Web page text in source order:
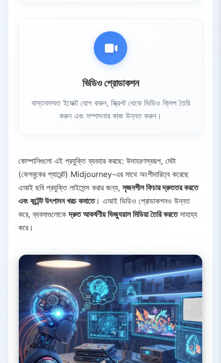
ভিডিও প্রোডাকশন
বাস্তবসম্মত ইফেক্ট যোগ করুন, স্ক্রিপ্ট থেকে ভিডিও ক্লিপ তৈরি
করুন এবং সম্পাদনার কাজ উন্নত করুন।
কোম্পানিগুলো এই প্রযুক্তি ব্যবহার করছে: উদাহরণস্বরূপ, মেটা
(ফেসবুকের প্যারেন্ট) Midjourney-এর সাথে অংশীদারিত্ব করেছে
এআই ছবি প্রযুক্তি লাইসেন্স করার জন্য, সৃজনশীল ফিচার দ্রুততর করতে
এবং কন্টেন্ট উৎপাদন খরচ কমাতে। এআই ভিডিও প্রোডাকশনও উন্নত
করে, ব্যবসাগুলোকেদ্রুত আকর্ষণীয় ভিজ্যুয়াল মিডিয়া তৈরি করতেসাহায্য
করে।